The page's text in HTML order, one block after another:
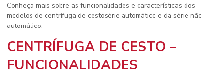
Conheça mais sobre as funcionalidades e características dos
modelos de centrífuga de cestosérie automático e da série não
automático.
CENTRÍFUGA DE CESTO –
FUNCIONALIDADES